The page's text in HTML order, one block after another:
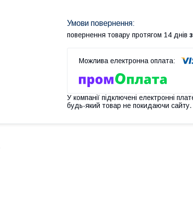
повернення товару протягом 14 днів
У компанії підключені електронні
будь-який товар не покидаючи сайту.